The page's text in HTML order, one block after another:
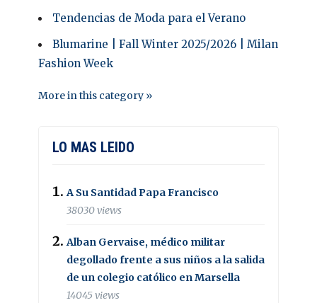
Tendencias de Moda para el Verano
Blumarine | Fall Winter 2025/2026 | Milan
Fashion Week
More in this category »
LO MAS LEIDO
A Su Santidad Papa Francisco
38030 views
Alban Gervaise, médico militar
degollado frente a sus niños a la salida
de un colegio católico en Marsella
14045 views